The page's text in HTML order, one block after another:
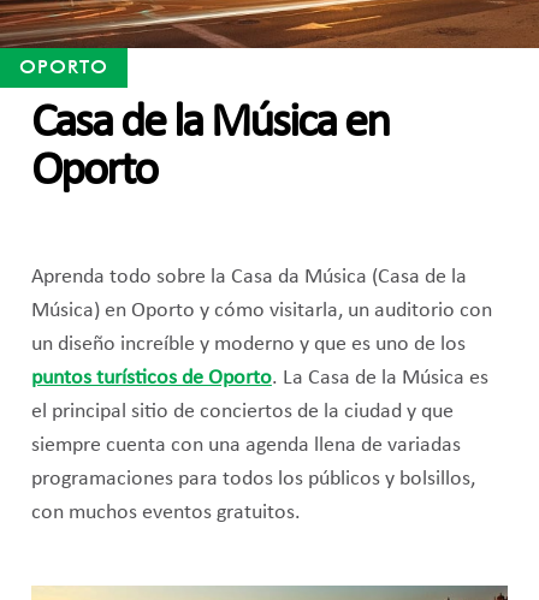
OPORTO
Casa de la Música en
Oporto
Aprenda todo sobre la Casa da Música (Casa de la
Música) en Oporto y cómo visitarla, un auditorio con
un diseño increíble y moderno y que es uno de los
puntos turísticos de Oporto. La Casa de la Música es
el principal sitio de conciertos de la ciudad y que
siempre cuenta con una agenda llena de variadas
programaciones para todos los públicos y bolsillos,
con muchos eventos gratuitos.